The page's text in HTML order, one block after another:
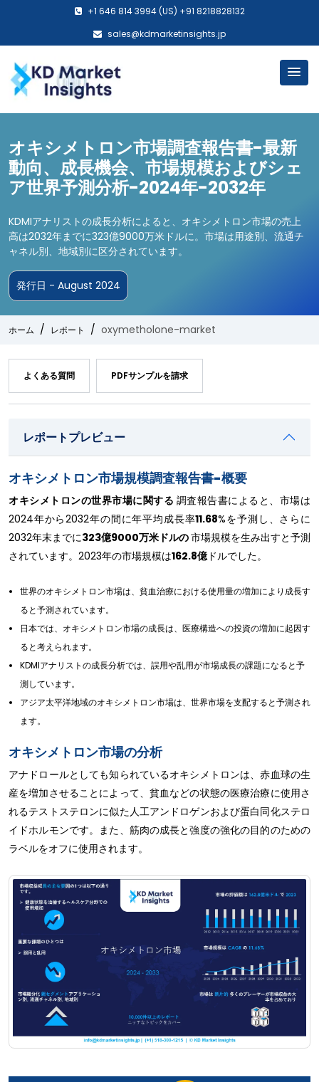
+1 646 814 3994 (US) +91 8218828132
sales@kdmarketinsights.jp
オキシメトロン市場調査報告書-最新
動向、成長機会、市場規模およびシェ
ア世界予測分析-2024年-2032年
KDMIアナリストの成長分析によると、オキシメトロン市場の売上
高は2032年までに323億9000万米ドルに。市場は用途別、流通チ
ャネル別、地域別に区分されています。
発行日 - August 2024
ホーム レポート oxymetholone-market
よくある質問 PDFサンプルを請求
レポートプレビュー
オキシメトロン市場規模調査報告書-概要
オキシメトロンの世界市場に関する 調査報告書によると、市場は
2024年から2032年の間に年平均成長率11.68%を予測し、さらに
2032年末までに323億9000万米ドルの市場規模を生み出すと予測
されています。2023年の市場規模は162.8億ドルでした。
世界のオキシメトロン市場は、貧血治療における使用量の増加により成長す
ると予測されています。
日本では、オキシメトロン市場の成長は、医療構造への投資の増加に起因す
ると考えられます。
KDMIアナリストの成長分析では、誤用や乱用が市場成長の課題になると予
測しています。
アジア太平洋地域のオキシメトロン市場は、世界市場を支配すると予測され
ます。
オキシメトロン市場の分析
アナドロールとしても知られているオキシメトロンは、赤血球の生
産を増加させることによって、貧血などの状態の医療治療に使用さ
れるテストステロンに似た人工アンドロゲンおよび蛋白同化ステロ
イドホルモンです。また、筋肉の成長と強度の強化の目的のための
ラベルをオフに使用されます。